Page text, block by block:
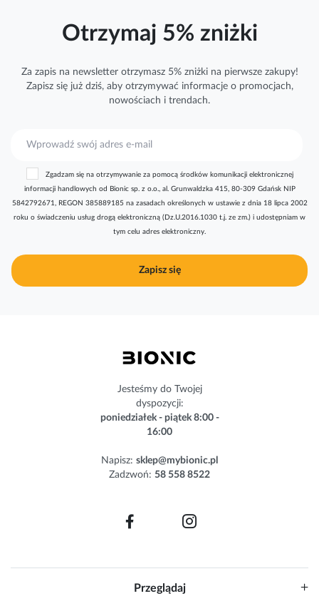
Otrzymaj 5% zniżki
Za zapis na newsletter otrzymasz 5% zniżki na pierwsze zakupy!
Zapisz się już dziś, aby otrzymywać informacjeo promocjach,
nowościach i trendach.
r
y
j
n
Zapisz się
Zgadzam się na otrzymywanie za pomocą środków komunikacji elektronicznej
informacji handlowych od Bionic sp. z o.o., al. Grunwaldzka 415, 80-309 Gdańsk NIP
5842792671, REGON 385889185 na zasadach określonych w ustawie z dnia 18 lipca 2002
roku o świadczeniu usług drogą elektroniczną (Dz.U.2016.1030 t.j. ze zm.) i udostępniam w
tym celu adres elektroniczny.
Jesteśmy do Twojej
dyspozycji:
poniedziałek - piątek 8:00 -
16:00
Napisz: sklep@mybionic.pl
Zadzwoń: 58 558 8522
Przeglądaj